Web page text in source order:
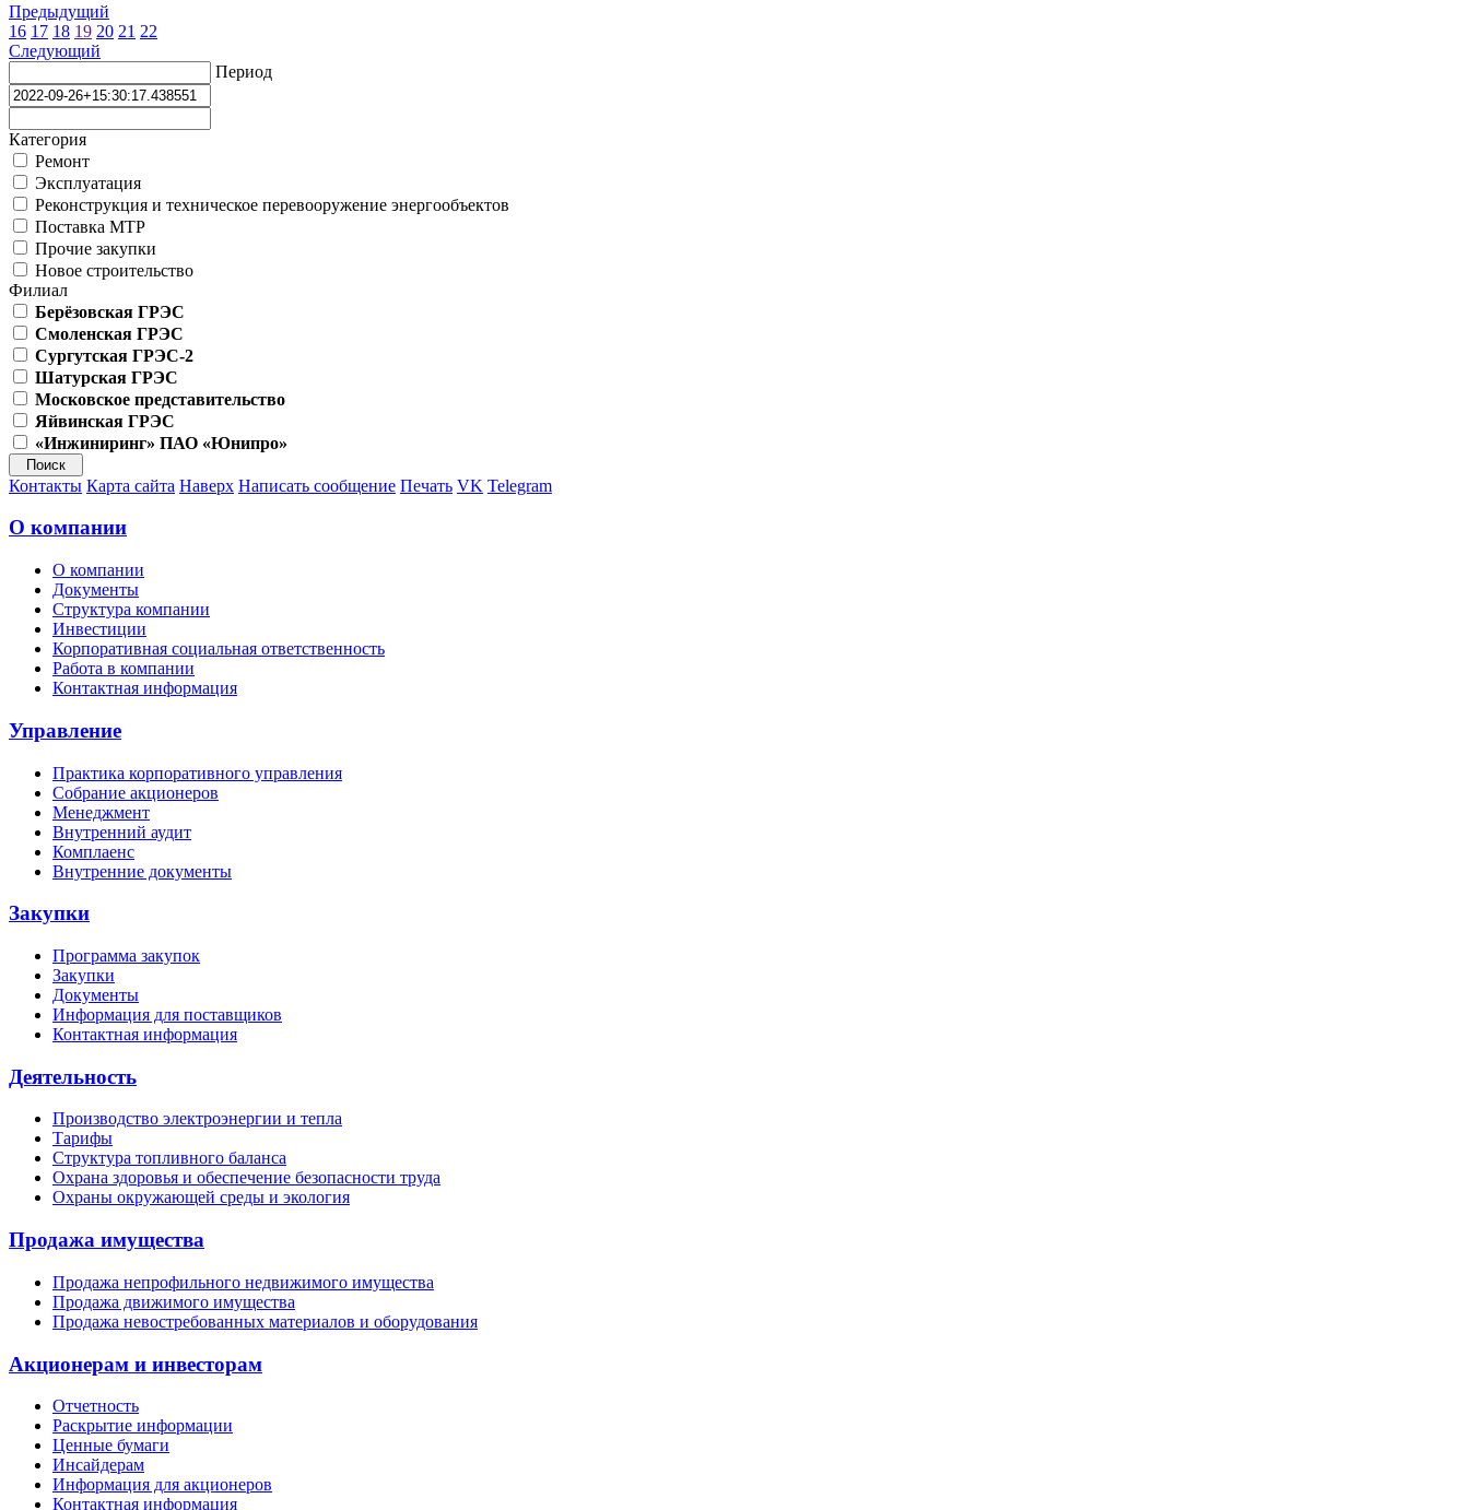
Предыдущий
16 17 18 19 20 21 22
Следующий
Период
Категория
Ремонт
Эксплуатация
Реконструкция и техническое перевооружение энергообъектов
Поставка МТР
Прочие закупки
Новое строительство
Филиал
Берёзовская ГРЭС
Смоленская ГРЭС
Сургутская ГРЭС-2
Шатурская ГРЭС
Московское представительство
Яйвинская ГРЭС
«Инжиниринг» ПАО «Юнипро»
Контакты Карта сайта Наверх Написать сообщение Печать VK Telegram
О компании
О компании
Документы
Структура компании
Инвестиции
Корпоративная социальная ответственность
Работа в компании
Контактная информация
Управление
Практика корпоративного управления
Собрание акционеров
Менеджмент
Внутренний аудит
Комплаенс
Внутренние документы
Закупки
Программа закупок
Закупки
Документы
Информация для поставщиков
Контактная информация
Деятельность
Производство электроэнергии и тепла
Тарифы
Структура топливного баланса
Охрана здоровья и обеспечение безопасности труда
Охраны окружающей среды и экология
Продажа имущества
Продажа непрофильного недвижимого имущества
Продажа движимого имущества
Продажа невостребованных материалов и оборудования
Акционерам и инвесторам
Отчетность
Раскрытие информации
Ценные бумаги
Инсайдерам
Информация для акционеров
Контактная информация